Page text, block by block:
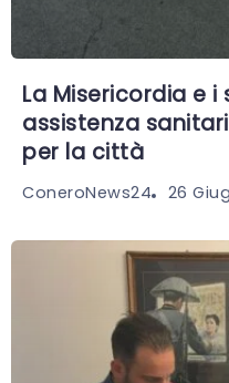
La Misericordia e i
assistenza
per la città
ConeroNews24 26